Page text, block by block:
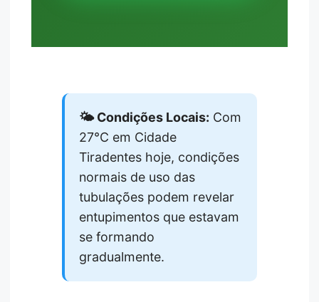
🌤️ Condições Locais: Com
27°C em Cidade
Tiradentes hoje, condições
normais de uso das
tubulações podem revelar
entupimentos que estavam
se formando
gradualmente.